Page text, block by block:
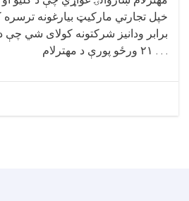
خپل تجارتي مارکیټ بیارغونه
برابر ودانیز شرکتونه کولای شي چې
۲۱ ورځو پورې د مهترلام . . .